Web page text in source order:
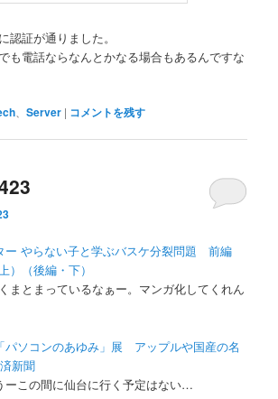
認証が通りました。
も電話ならなんとかなる場合もあるんですな
、Server | コメントを残す
ー やらない子と学ぶバスケ分裂問題 前編
）
（後編・下）
まとまっているなぁー。マンガ化してくれん
パソコンのあゆみ」展 アップルや国産の名
新聞
この間に仙台に行く予定はない…